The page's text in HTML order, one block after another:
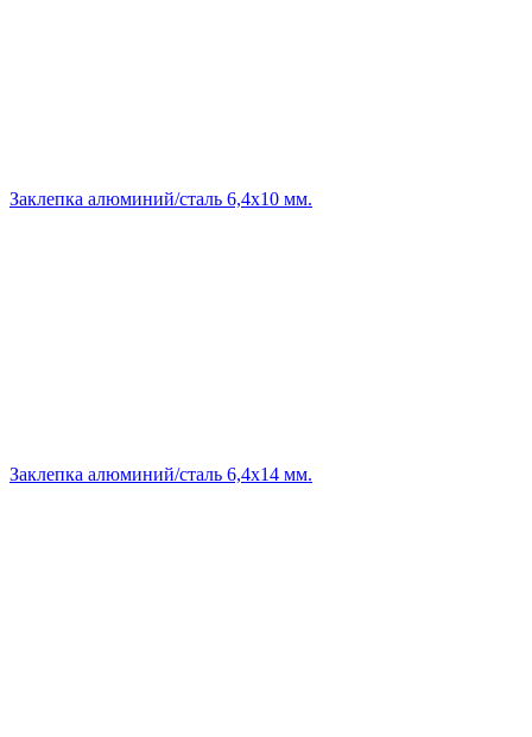
Заклепка алюминий/сталь 6,4х10 мм.
Заклепка алюминий/сталь 6,4х14 мм.